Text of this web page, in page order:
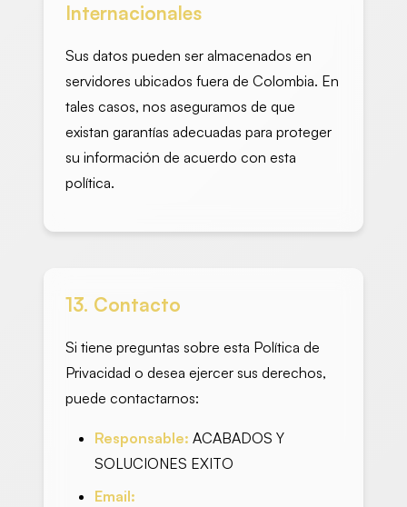
Internacionales
Sus datos pueden ser almacenados en
servidores ubicados fuera de Colombia. En
tales casos, nos aseguramos de que
existan garantías adecuadas para proteger
su información de acuerdo con esta
política.
13. Contacto
Si tiene preguntas sobre esta Política de
Privacidad o desea ejercer sus derechos,
puede contactarnos:
Responsable: ACABADOS Y
SOLUCIONES EXITO
Email: